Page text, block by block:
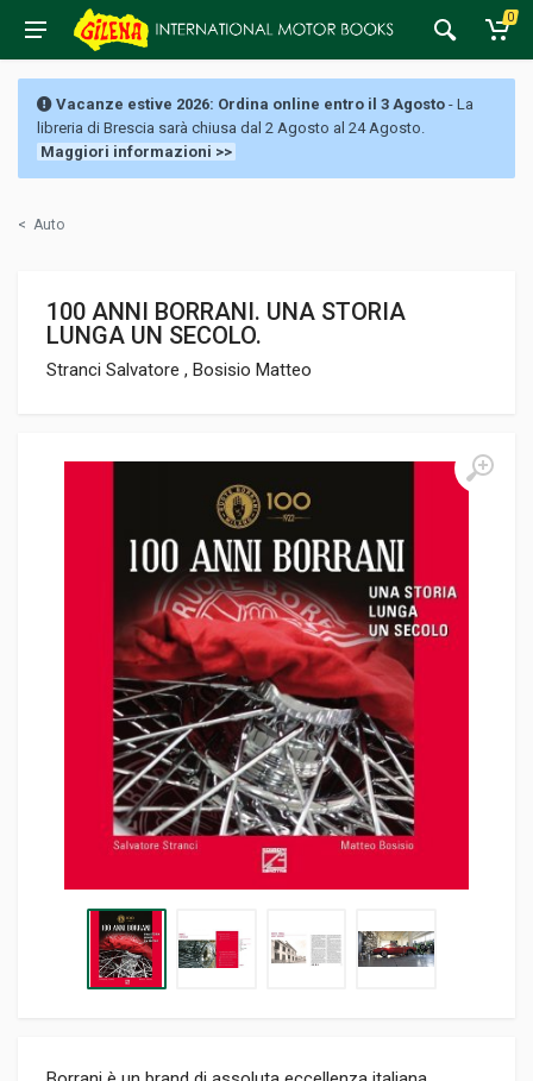
0
Vacanze estive 2026: Ordina online entro il 3 Agosto - La
libreria di Brescia sarà chiusa dal 2 Agosto al 24 Agosto.
Maggiori informazioni >>
< Auto
100 ANNI BORRANI. UNA STORIA
LUNGA UN SECOLO.
Stranci Salvatore , Bosisio Matteo